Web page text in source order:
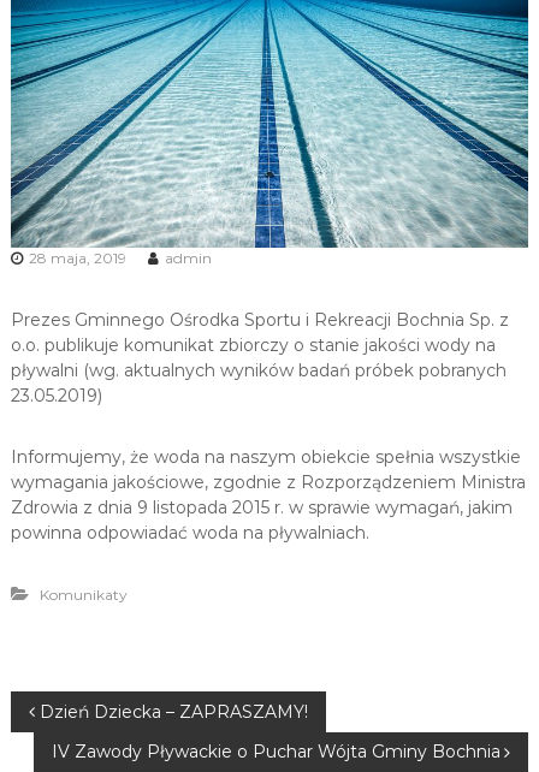
u
i
R
e
k
r
e
a
c
i
28 maja, 2019 admin
Prezes Gminnego Ośrodka Sportu i Rekreacji Bochnia Sp. z
o.o. publikuje komunikat zbiorczy o stanie jakości wody na
pływalni (wg. aktualnych wyników badań próbek pobranych
23.05.2019)
Informujemy, że woda na naszym obiekcie spełnia wszystkie
wymagania jakościowe, zgodnie z Rozporządzeniem Ministra
Zdrowia z dnia 9 listopada 2015 r. w sprawie wymagań, jakim
powinna odpowiadać woda na pływalniach.
Komunikaty
N Dzień Dziecka – ZAPRASZAMY!
IV Zawody Pływackie o Puchar Wójta Gminy Bochnia